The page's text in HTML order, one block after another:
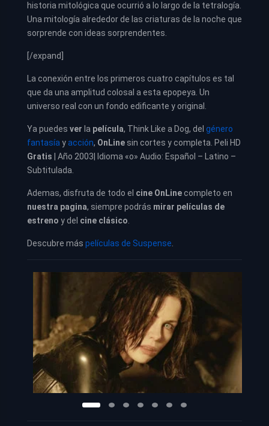
historia mitológica que ocurrió a lo largo de la tetralogía.
Una mitología alrededor de las criaturas de la noche que
sorprende con ideas sorprendentes.
[/expand]
La conexión entre los primeros cuatro capítulos es tal
que da una amplitud colosal a esta epopeya. Un
universo real con un fondo edificante y original.
Ya puedes ver la película, Think Like a Dog, del género
fantasía yacción, OnLine sin cortes y completa. Peli HD
Gratis | Año 2003| Idioma «o» Audio: Español – Latino –
Subtitulada.
Ademas, disfruta de todo el cine OnLinecompleto en
nuestra pagina, siempre podrás mirar películas de
estreno y del cine clásico
Descubre más películas de Suspense